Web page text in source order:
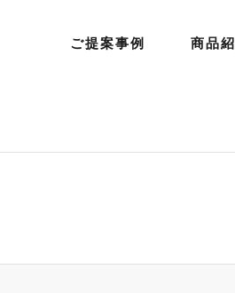
ご提案事例 商品